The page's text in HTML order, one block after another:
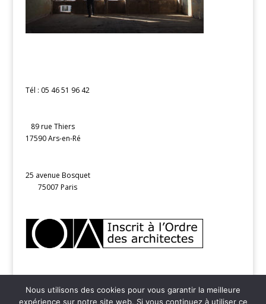
Tél : 05 46 51 96 42
89 rue Thiers
17590 Ars-en-Ré
25 avenue Bosquet
75007 Paris
Nous utilisons des cookies pour vous garantir la meilleure
expérience sur notre site web. Si vous continuez à utiliser ce